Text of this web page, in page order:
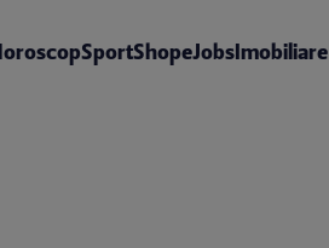
SportShopeJobsImobiliare